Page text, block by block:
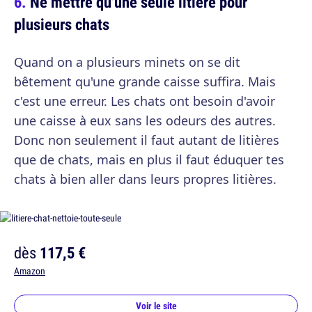
plusieurs chats
Quand on a plusieurs minets on se dit
bêtement qu'une grande caisse suffira. Mais
c'est une erreur. Les chats ont besoin d'avoir
une caisse à eux sans les odeurs des autres.
Donc non seulement il faut autant de litières
que de chats, mais en plus il faut éduquer tes
chats à bien aller dans leurs propres litières.
dès117,5 €
Amazon
Voir le site